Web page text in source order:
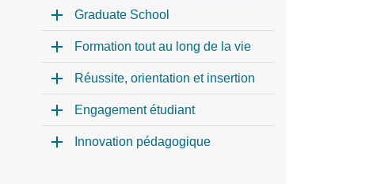
Graduate School
Formation tout au long de la vie
Réussite, orientation et insertion
Engagement étudiant
Innovation pédagogique